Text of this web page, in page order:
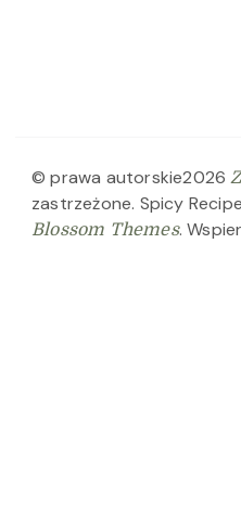
© prawa autorskie2026
zastrzeżone. Spicy
Blossom Themes.